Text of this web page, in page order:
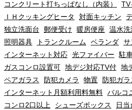
コンクリート打ちっぱなし（内装）
TV
ＩＨクッキングヒータ
対面キッチン
独立洗面台
郵便受け 暖房便座 温水洗
照明器具
トランクルーム ベランダ サ
インターネット対応 光ファイバー 駐
ガスコンロ設置可 地デジ対応TV付 地
ペアガラス
防犯カメラ 物置 防犯ガラ
インターネット月額利用料無料 バルコ
コンロ2口以上
シューズボックス 日